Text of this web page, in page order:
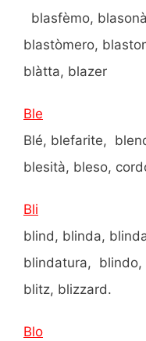
blasfèmo,
blastòmero,
blàtta, blazer
Ble
Blé, blefarite,
blesità, bleso,
Bli
blind, blinda,
blindatura, blindo,
blitz, blizzard.
Blo